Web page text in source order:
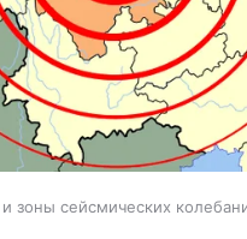
зоны сейсмических